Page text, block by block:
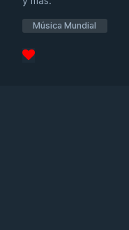
Música Mundial